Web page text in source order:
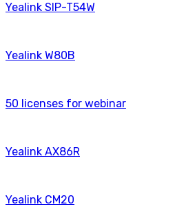
Yealink SIP-T54W
Yealink W80B
50 licenses for webinаr
Yealink AX86R
Yealink CM20